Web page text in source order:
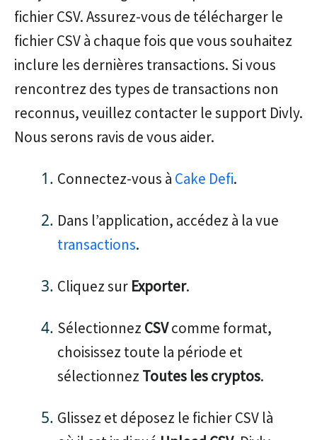
fichier CSV. Assurez-vous de télécharger le
fichier CSV à chaque fois que vous souhaitez
inclure les dernières transactions. Si vous
rencontrez des types de transactions non
reconnus, veuillez contacter le support Divly.
Nous serons ravis de vous aider.
Connectez-vous à Cake Defi.
Dans l’application, accédez à la vue
transactions.
Cliquez sur Exporter.
Sélectionnez CSVcomme format,
choisissez toute la période et
sélectionnez Toutes les cryptos.
Glissez et déposez le fichier CSV là